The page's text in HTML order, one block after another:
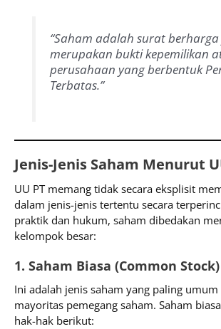
“Saham adalah surat
merupakan bukti kepemilikan
perusahaan yang berbentuk
Terbatas.”
Jenis-Jenis Saham Menurut
UU PT memang tidak secara eksplisit
dalam jenis-jenis tertentu secara
praktik dan hukum, saham dibedakan
kelompok besar:
1. Saham Biasa (Common Stock)
Ini adalah jenis saham yang paling
mayoritas pemegang saham. Saham
hak-hak berikut: